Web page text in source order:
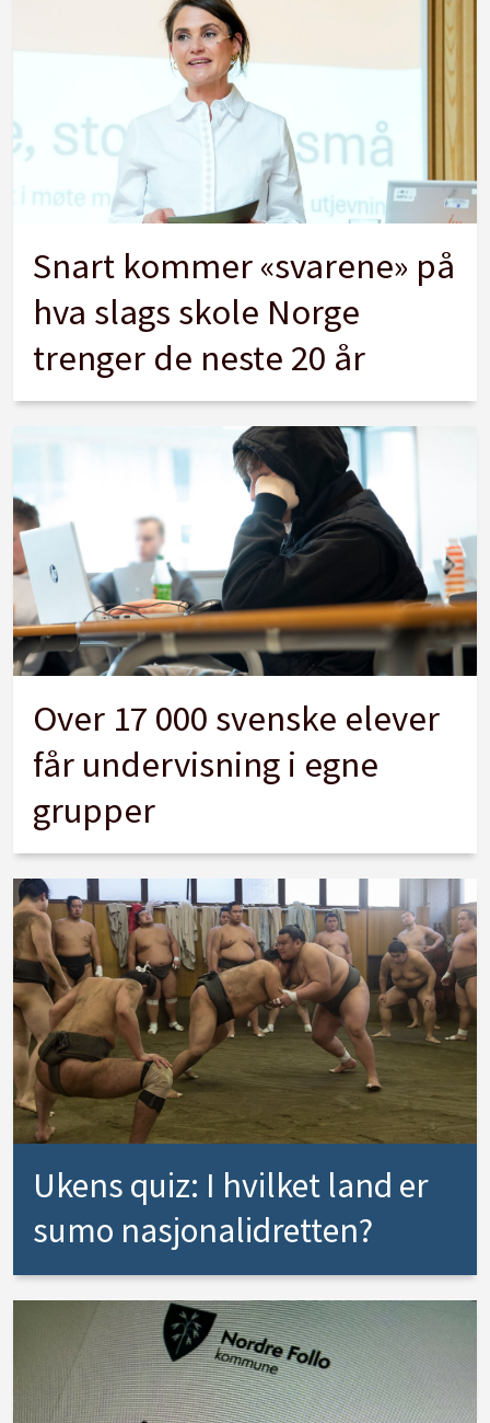
Snart kommer «svarene» på
hva slags skole Norge
trenger de neste 20 år
Over 17 000 svenske elever
får undervisning i egne
grupper
Ukens quiz: I hvilket land er
sumo nasjonalidretten?